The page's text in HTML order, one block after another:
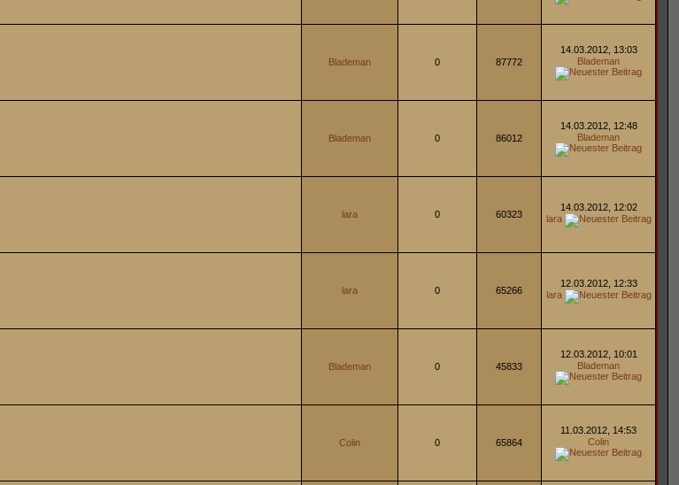
Blademan 0 87772
14.03.2012, 13:03
Blademan
Blademan 0 86012
14.03.2012, 12:48
Blademan
lara 0 60323
14.03.2012, 12:02
lara
lara 0 65266
12.03.2012, 12:33
lara
Blademan 0 45833
12.03.2012, 10:01
Blademan
Colin 0 65864
11.03.2012, 14:53
Colin